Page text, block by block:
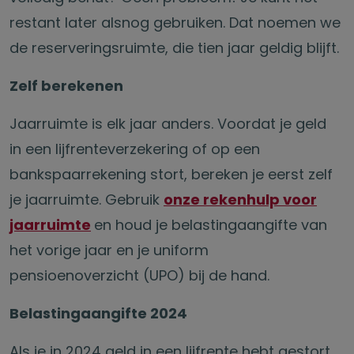
restant later alsnog gebruiken. Dat noemen we
de reserveringsruimte, die tien jaar geldig blijft.
Zelf berekenen
Jaarruimte is elk jaar anders. Voordat je geld
in een lijfrenteverzekering of op een
bankspaarrekening stort, bereken je eerst zelf
je jaarruimte. Gebruik onze rekenhulp voor
jaarruimte en houd je belastingaangifte van
het vorige jaar en je uniform
pensioenoverzicht (UPO) bij de hand.
Belastingaangifte 2024